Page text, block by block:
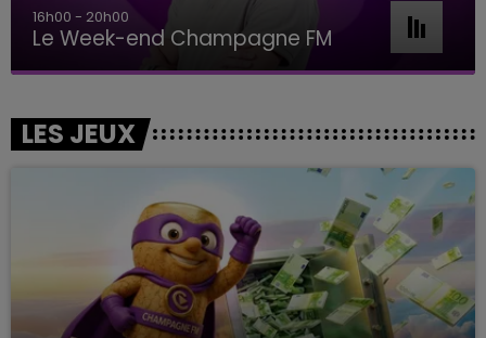
16h00 - 20h00
Le Week-end Champagne FM
LES JEUX